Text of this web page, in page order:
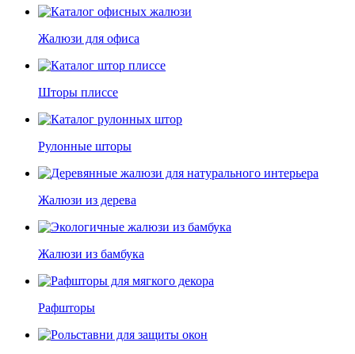
Жалюзи для офиса
Шторы плиссе
Рулонные шторы
Жалюзи из дерева
Жалюзи из бамбука
Рафшторы